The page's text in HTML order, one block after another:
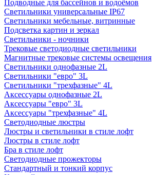
Подводные для бассейнов и водоёмов
Светильники универсальные IP67
Светильники мебельные, витринные
Подсветка картин и зеркал
Светильники - ночники
Трековые светодиодные светильники
Магнитные трековые системы освещения
Светильники однофазные 2L
Светильники "евро" 3L
Светильники "трехфазные" 4L
Аксессуары однофазные 2L
Аксессуары "евро" 3L
Аксессуары "трехфазные" 4L
Светодиодные люстры
Люстры и светильники в стиле лофт
Люстры в стиле лофт
Бра в стиле лофт
Светодиодные прожекторы
Стандартный и тонкий корпус